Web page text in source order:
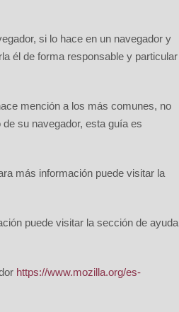
si lo hace en un navegador y
él de forma responsable y particular
mención a los más comunes, no
su navegador, esta guía es
más información puede visitar la
puede visitar la sección de ayuda
https://www.mozilla.org/es-